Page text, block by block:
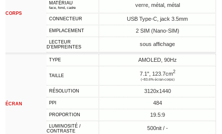
CORPS
MATÉRIAU
face, fond, cadre verre, métal, métal
CONNECTEUR USB Type-C, jack 3.5mm
EMPLACEMENT 2 SIM (Nano-SIM)
LECTEUR
D'EMPREINTES
sous affichage
ÉCRAN
TYPE AMOLED, 90Hz
TAILLE 7.1", 123.7cm2
(~83.6% écran-corps)
RÉSOLUTION 3120x1440
PPI 484
PROPORTION 19.5:9
LUMINOSITÉ /
CONTRASTE
500nit / -